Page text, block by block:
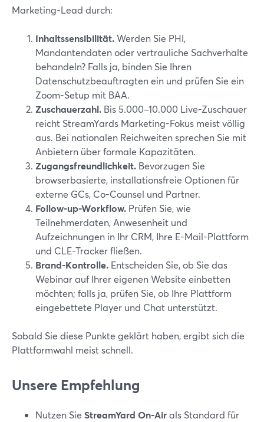
Marketing-Lead durch:
Inhaltssensibilität.Werden Sie PHI,
Mandantendaten oder vertrauliche Sachverhalte
behandeln? Falls ja, binden Sie Ihren
Datenschutzbeauftragten ein und prüfen Sie ein
Zoom-Setup mit BAA.
Zuschauerzahl. Bis 5.000–10.000 Live-Zuschauer
reicht StreamYards Marketing-Fokus meist völlig
aus. Bei nationalen Reichweiten sprechen Sie mit
Anbietern über formale Kapazitäten.
Zugangsfreundlichkeit. Bevorzugen Sie
browserbasierte, installationsfreie Optionen für
externe GCs, Co-Counsel und Partner.
Follow-up-Workflow. Prüfen Sie, wie
Teilnehmerdaten, Anwesenheit und
Aufzeichnungen in Ihr CRM, Ihre E-Mail-Plattform
und CLE-Tracker fließen.
Brand-Kontrolle. Entscheiden Sie, ob Sie das
Webinar auf Ihrer eigenen Website einbetten
möchten; falls ja, prüfen Sie, ob Ihre Plattform
eingebettete Player und Chat unterstützt.
Sobald Sie diese Punkte geklärt haben, ergibt sich die
Plattformwahl meist schnell.
Unsere Empfehlung
Nutzen Sie StreamYard On‑Airals Standard für